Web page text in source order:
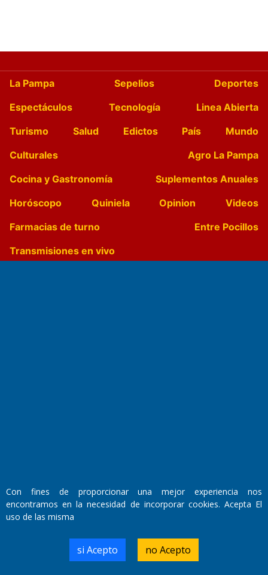
La Pampa Sepelios
Deportes
Espectáculos
Tecnología
Linea Abierta
Turismo
Salud Edictos País
Mundo
Culturales
Agro La Pampa
Cocina y Gastronomía
Suplementos Anuales
Horóscopo
Quiniela Opinion
Videos
Farmacias de turno
Entre Pocillos
Transmisiones en vivo
Propietario: El Diario SRL
Director Periodístico:
Walter René Goñi
Domicilio Legal: José Ingenieros 855,
Santa Rosa, La Pampa.
Con fines de proporcionar una mejor experiencia nos
encontramos en la necesidad de incorporar cookies. Acepta El
uso de las misma
si Acepto no Acepto